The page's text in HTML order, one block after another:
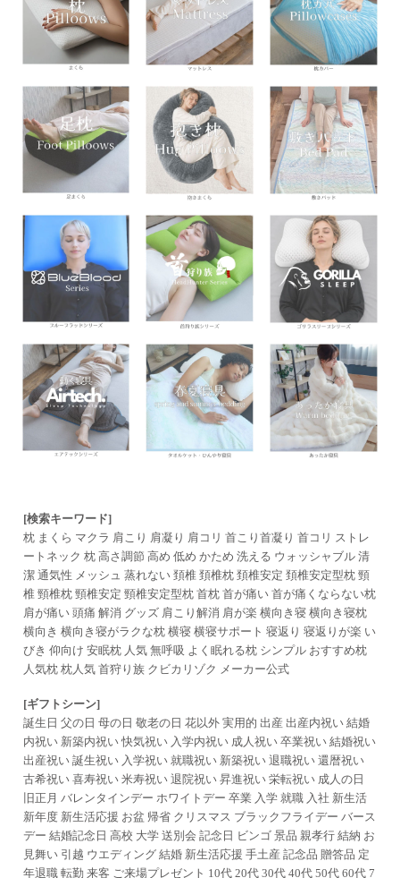
[検索キーワード]
枕 まくら マクラ 肩こり 肩凝り 肩コリ 首こり首凝り 首コリ ストレ
ートネック 枕 高さ調節 高め 低め かため 洗える ウォッシャブル 清
潔 通気性 メッシュ 蒸れない 頚椎 頚椎枕 頚椎安定 頚椎安定型枕 頸
椎 頸椎枕 頸椎安定 頸椎安定型枕 首枕 首が痛い 首が痛くならない枕
肩が痛い 頭痛 解消 グッズ 肩こり解消 肩が楽 横向き寝 横向き寝枕
横向き 横向き寝がラクな枕 横寝 横寝サポート 寝返り 寝返りが楽 い
びき 仰向け 安眠枕 人気 無呼吸 よく眠れる枕 シンプル おすすめ枕
人気枕 枕人気 首狩り族 クビカリゾク メーカー公式
[ギフトシーン]
誕生日 父の日 母の日 敬老の日 花以外 実用的 出産 出産内祝い 結婚
内祝い 新築内祝い 快気祝い 入学内祝い 成人祝い 卒業祝い 結婚祝い
出産祝い 誕生祝い 入学祝い 就職祝い 新築祝い 退職祝い 還暦祝い
古希祝い 喜寿祝い 米寿祝い 退院祝い 昇進祝い 栄転祝い 成人の日
旧正月 バレンタインデー ホワイトデー 卒業 入学 就職 入社 新生活
新年度 新生活応援 お盆 帰省 クリスマス ブラックフライデー バース
デー 結婚記念日 高校 大学 送別会 記念日 ビンゴ 景品 親孝行 結納 お
見舞い 引越 ウエディング 結婚 新生活応援 手土産 記念品 贈答品 定
年退職 転勤 来客 ご来場プレゼント 10代 20代 30代 40代 50代 60代 7